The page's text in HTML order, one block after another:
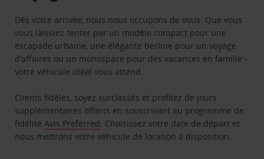
Dès votre arrivée, nous nous occupons de vous. Que vous
vous laissiez tenter par un modèle compact pour une
escapade urbaine, une élégante berline pour un voyage
d’affaires ou un monospace pour des vacances en famille -
votre véhicule idéal vous attend.
Clients fidèles, soyez surclassés et profitez de jours
supplémentaires offerts en souscrivant au programme de
fidélitéAvis Preferred. Choisissez votre date de départ et
nous mettrons votre véhicule de location à disposition.